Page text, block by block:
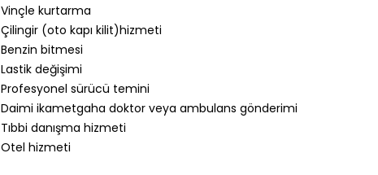
Vinçle kurtarma
Çilingir (oto kapı kilit)hizmeti
Benzin bitmesi
Lastik değişimi
Profesyonel sürücü temini
Daimi ikametgaha doktor veya ambulans gönderimi
Tıbbi danışma hizmeti
Otel hizmeti